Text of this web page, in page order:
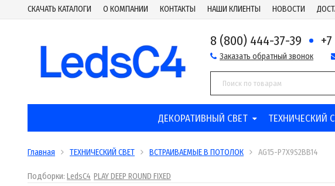
СКАЧАТЬ КАТАЛОГИ О КОМПАНИИ КОНТАКТЫ НАШИ КЛИЕНТЫ НОВОСТИ
8 (800) 444-37-39
Заказать обратный звонок
ДЕКОРАТИВНЫЙ СВЕТ ТЕХНИЧЕСКИЙ
Главная ТЕХНИЧЕСКИЙ СВЕТ ВСТРАИВАЕМЫЕ В ПОТОЛОК AG15-P7X9S2BB14
Подборки: LedsC4 PLAY DEEP ROUND FIXED